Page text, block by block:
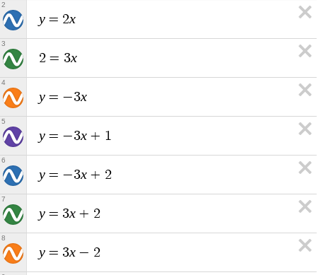
y = 2x
2
2 = 3x
3
y = −3x
4
y = −3x + 1
5
y = −3x + 2
6
y = 3x + 2
7
y = 3x − 2
8